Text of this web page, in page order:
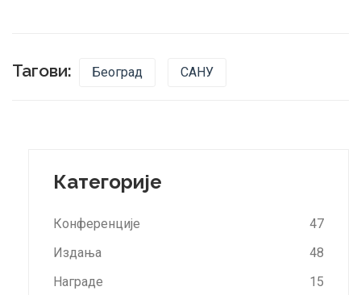
Тагови: Београд САНУ
Категорије
Конференције
47
Издања
48
Награде
15